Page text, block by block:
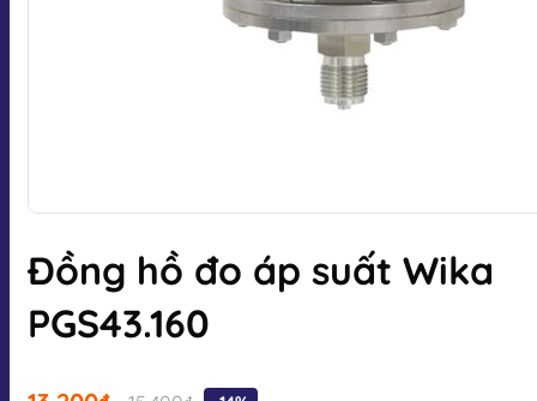
Đồng hồ đo áp suất Wika
PGS43.160